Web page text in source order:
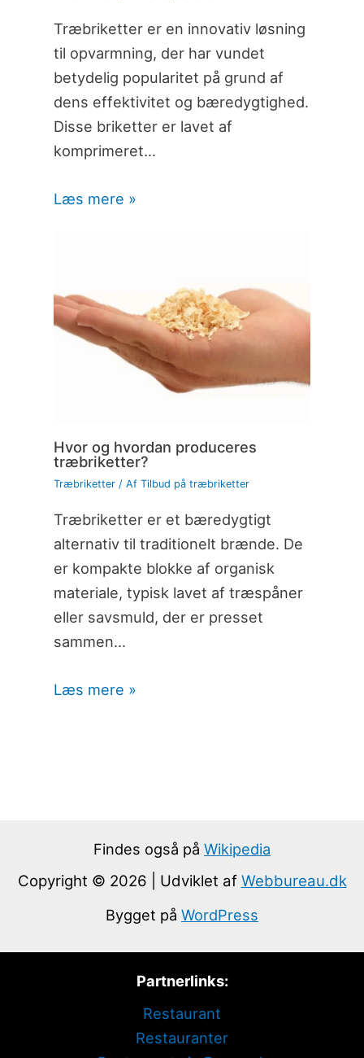
Træbriketter er en innovativ løsning
til opvarmning, der har vundet
betydelig popularitet på grund af
dens effektivitet og bæredygtighed.
Disse briketter er lavet af
komprimeret…
Læs mere »
Hvor og hvordan produceres
træbriketter?
Træbriketter/ Af Tilbud på træbriketter
Træbriketter er et bæredygtigt
alternativ til traditionelt brænde. De
er kompakte blokke af organisk
materiale, typisk lavet af træspåner
eller savsmuld, der er presset
sammen…
Læs mere »
Findes også på Wikipedia
Copyright © 2026 | Udviklet af Webbureau.dk
Bygget på WordPress
Partnerlinks:
Restaurant
Restauranter